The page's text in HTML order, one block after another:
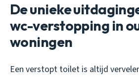
De unieke
wc-verstopping in
woningen
Een verstopt toilet is altijd